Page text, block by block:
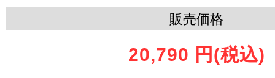
販売価格
20,790 円 (税込)